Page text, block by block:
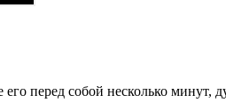
перед собой несколько минут,